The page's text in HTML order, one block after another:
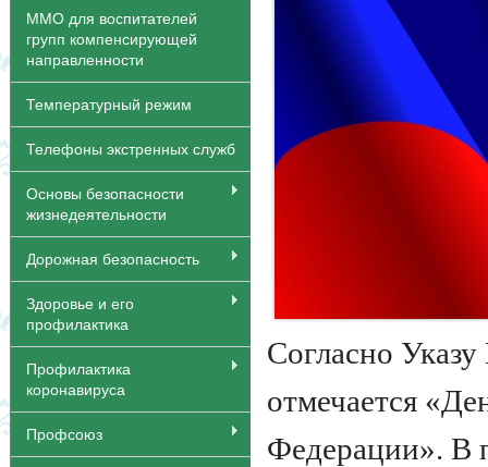
ММО для воспитателей
групп компенсирующей
направленности
Температурный режим
Телефоны экстренных служб
Основы безопасности
жизнедеятельности
Дорожная безопасность
Здоровье и его
профилактика
Профилактика
коронавируса
Профсоюз
Согласно
отмечается
Федерации». В